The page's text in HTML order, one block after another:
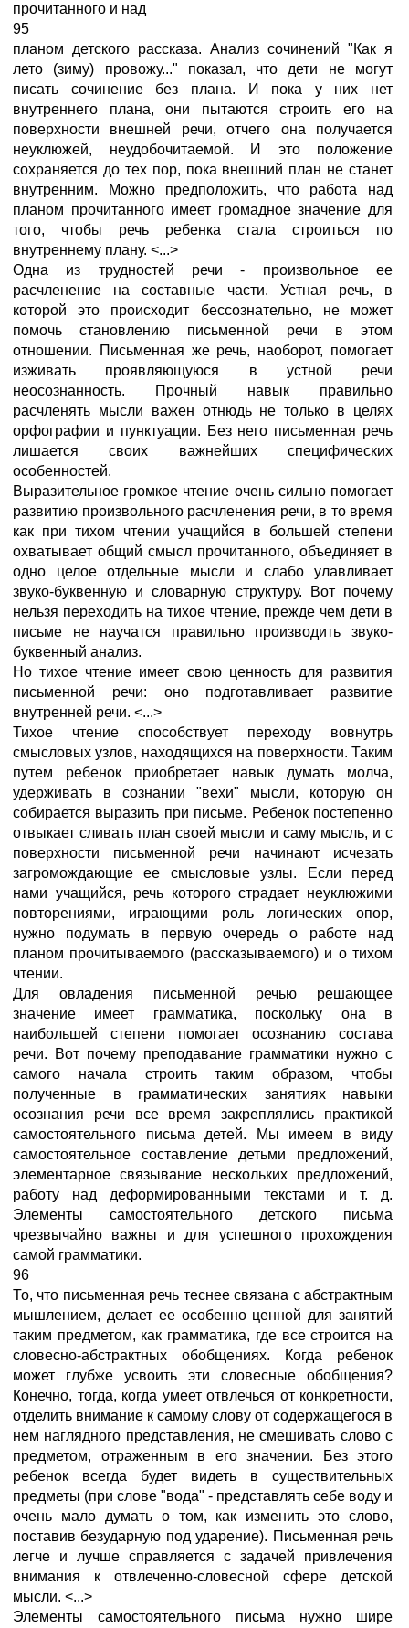
прочитанного и над
95
планом детского рассказа. Анализ сочинений "Как я
лето (зиму) провожу..." показал, что дети не могут
писать сочинение без плана. И пока у них нет
внутреннего плана, они пытаются строить его на
поверхности внешней речи, отчего она получается
неуклюжей, неудобочитаемой. И это положение
сохраняется до тех пор, пока внешний план не станет
внутренним. Можно предположить, что работа над
планом прочитанного имеет громадное значение для
того, чтобы речь ребенка стала строиться по
внутреннему плану. <...>
Одна из трудностей речи - произвольное ее
расчленение на составные части. Устная речь, в
которой это происходит бессознательно, не может
помочь становлению письменной речи в этом
отношении. Письменная же речь, наоборот, помогает
изживать проявляющуюся в устной речи
неосознанность. Прочный навык правильно
расчленять мысли важен отнюдь не только в целях
орфографии и пунктуации. Без него письменная речь
лишается своих важнейших специфических
особенностей.
Выразительное громкое чтение очень сильно помогает
развитию произвольного расчленения речи, в то время
как при тихом чтении учащийся в большей степени
охватывает общий смысл прочитанного, объединяет в
одно целое отдельные мысли и слабо улавливает
звуко-буквенную и словарную структуру. Вот почему
нельзя переходить на тихое чтение, прежде чем дети в
письме не научатся правильно производить звуко-
буквенный анализ.
Но тихое чтение имеет свою ценность для развития
письменной речи: оно подготавливает развитие
внутренней речи. <...>
Тихое чтение способствует переходу вовнутрь
смысловых узлов, находящихся на поверхности. Таким
путем ребенок приобретает навык думать молча,
удерживать в сознании "вехи" мысли, которую он
собирается выразить при письме. Ребенок постепенно
отвыкает сливать план своей мысли и саму мысль, и с
поверхности письменной речи начинают исчезать
загромождающие ее смысловые узлы. Если перед
нами учащийся, речь которого страдает неуклюжими
повторениями, играющими роль логических опор,
нужно подумать в первую очередь о работе над
планом прочитываемого (рассказываемого) и о тихом
чтении.
Для овладения письменной речью решающее
значение имеет грамматика, поскольку она в
наибольшей степени помогает осознанию состава
речи. Вот почему преподавание грамматики нужно с
самого начала строить таким образом, чтобы
полученные в грамматических занятиях навыки
осознания речи все время закреплялись практикой
самостоятельного письма детей. Мы имеем в виду
самостоятельное составление детьми предложений,
элементарное связывание нескольких предложений,
работу над деформированными текстами и т. д.
Элементы самостоятельного детского письма
чрезвычайно важны и для успешного прохождения
самой грамматики.
96
То, что письменная речь теснее связана с абстрактным
мышлением, делает ее особенно ценной для занятий
таким предметом, как грамматика, где все строится на
словесно-абстрактных обобщениях. Когда ребенок
может глубже усвоить эти словесные обобщения?
Конечно, тогда, когда умеет отвлечься от конкретности,
отделить внимание к самому слову от содержащегося в
нем наглядного представления, не смешивать слово с
предметом, отраженным в его значении. Без этого
ребенок всегда будет видеть в существительных
предметы (при слове "вода" - представлять себе воду и
очень мало думать о том, как изменить это слово,
поставив безударную под ударение). Письменная речь
легче и лучше справляется с задачей привлечения
внимания к отвлеченно-словесной сфере детской
мысли. <...>
Элементы самостоятельного письма нужно шире